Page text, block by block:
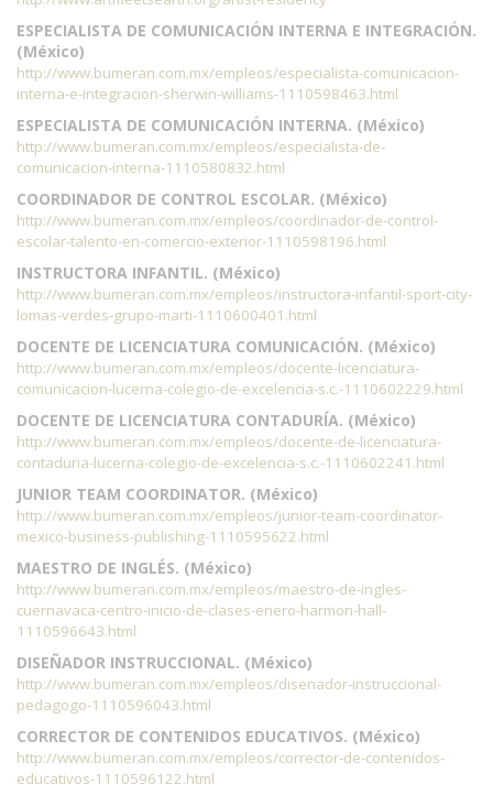
ESPECIALISTA DE COMUNICACIÓN INTERNA E INTEGRACIÓN.
(México)
http://www.bumeran.com.mx/empleos/especialista-comunicacion-
interna-e-integracion-sherwin-williams-1110598463.html
ESPECIALISTA DE COMUNICACIÓN INTERNA. (México)
http://www.bumeran.com.mx/empleos/especialista-de-
comunicacion-interna-1110580832.html
COORDINADOR DE CONTROL ESCOLAR. (México)
http://www.bumeran.com.mx/empleos/coordinador-de-control-
escolar-talento-en-comercio-exterior-1110598196.html
INSTRUCTORA INFANTIL. (México)
http://www.bumeran.com.mx/empleos/instructora-infantil-sport-city-
lomas-verdes-grupo-marti-1110600401.html
DOCENTE DE LICENCIATURA COMUNICACIÓN. (México)
http://www.bumeran.com.mx/empleos/docente-licenciatura-
comunicacion-lucerna-colegio-de-excelencia-s.c.-1110602229.html
DOCENTE DE LICENCIATURA CONTADURÍA. (México)
http://www.bumeran.com.mx/empleos/docente-de-licenciatura-
contaduria-lucerna-colegio-de-excelencia-s.c.-1110602241.html
JUNIOR TEAM COORDINATOR. (México)
http://www.bumeran.com.mx/empleos/junior-team-coordinator-
mexico-business-publishing-1110595622.html
MAESTRO DE INGLÉS. (México)
http://www.bumeran.com.mx/empleos/maestro-de-ingles-
cuernavaca-centro-inicio-de-clases-enero-harmon-hall-
1110596643.html
DISEÑADOR INSTRUCCIONAL. (México)
http://www.bumeran.com.mx/empleos/disenador-instruccional-
pedagogo-1110596043.html
CORRECTOR DE CONTENIDOS EDUCATIVOS. (México)
http://www.bumeran.com.mx/empleos/corrector-de-contenidos-
educativos-1110596122.html